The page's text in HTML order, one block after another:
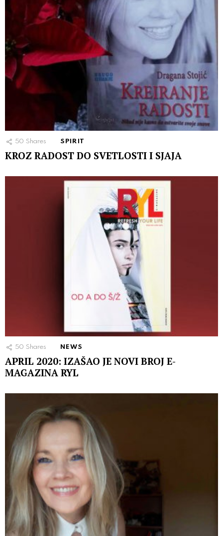
50 Shares SPIRIT
KROZ RADOST DO SVETLOSTI I SJAJA
50 Shares NEWS
APRIL 2020: IZAŠAO JE NOVI BROJ E-
MAGAZINA RYL